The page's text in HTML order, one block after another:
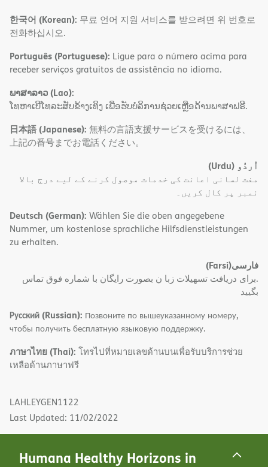
Humana Healthy Horizons in
한국어 (Korean): 무료 언어 지원 서비스를 받으려면 위 번호로
전화하십시오.
Português (Portuguese): Ligue para o número acima para
receber serviços gratuitos de assistência no idioma.
ພາສາລາວ (Lao):
ໂທຫາເບີໂທລະສັບຂ້າງເທິງ ເພື່ອຮັບບໍລິການຊ່ວຍເຫຼືອດ້ານພາສາຟຣີ.
日本語 (Japanese): 無料の言語支援サービスを受けるには、
上記の番号までお電話ください。
اُردُو (Urdu)
مفت لسانی اعانت کی خدمات موصول کرنے کے لیے درج بالا
نمبر پر کال کریں۔
Deutsch (German): Wählen Sie die oben angegebene
Nummer, um kostenlose sprachliche Hilfsdienstleistungen
zu erhalten.
فارسی(Farsi)
.برای دریافت تسهیلات زبا ن بصورت رایگان با شماره فوق تماس
بگیید
Русский (Russian): Позвоните по вышеуказанному номеру,
чтобы получить бесплатную языковую поддержку.
ภาษาไทย (Thai): โทรไปที่หมายเลขด้านบนเพื่อรับบริการช่วย
เหลือด้านภาษาฟรี
LAHLEYGEN1122
Last Updated: 11/02/2022